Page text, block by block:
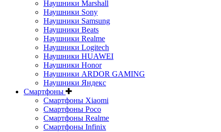
Наушники Marshall
Наушники Sony
Наушники Samsung
Наушники Beats
Наушники Realme
Наушники Logitech
Наушники HUAWEI
Наушники Honor
Наушники ARDOR GAMING
Наушники Яндекс
Смартфоны
Смартфоны Xiaomi
Смартфоны Poco
Смартфоны Realme
Смартфоны Infinix